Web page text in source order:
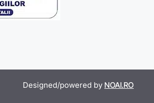
Designed/powered by NOAI.RO